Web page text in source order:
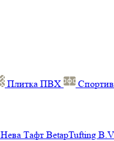
Плитка ПВХ
Нева Тафт BetapTufting